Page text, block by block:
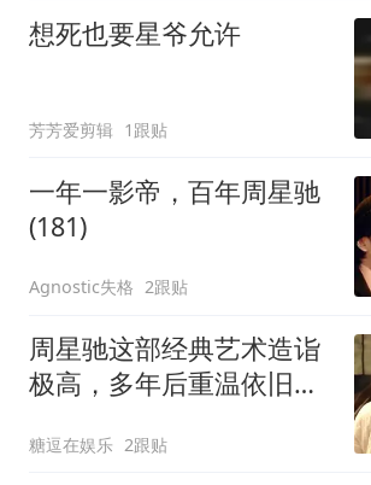
想死也要星爷允许
芳芳爱剪辑 1跟贴
一年一影帝，百年周星驰
(181)
Agnostic失格 2跟贴
周星驰这部经典艺术造诣
极高，多年后重温依旧动
糖逗在娱乐 2跟贴